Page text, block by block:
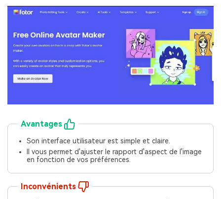
Avantages
Son interface utilisateur est simple et claire.
Il vous permet d'ajuster le rapport d'aspect de l'image
en fonction de vos préférences.
Inconvénients